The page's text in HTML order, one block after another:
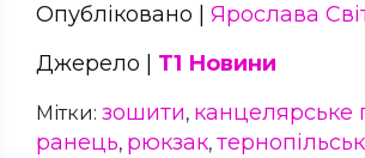
Опубліковано | Ярослава
Джерело | Т1 Новини
Мітки: зошити, канцелярське
ранець, рюкзак,